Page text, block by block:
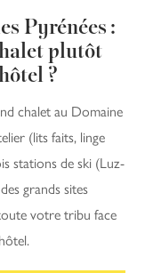
Pyrénées :
plutôt
?
chalet au Domaine
(lits faits, linge
stations de ski (Luz-
grands sites
votre tribu face